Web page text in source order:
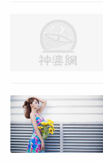
就会感到非
即使最有经
丧时常会爆
我们因为早